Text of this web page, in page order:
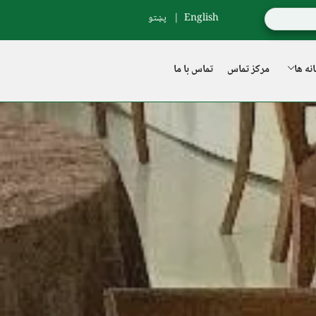
English پښتو
ها مرکز تماس تماس با ما